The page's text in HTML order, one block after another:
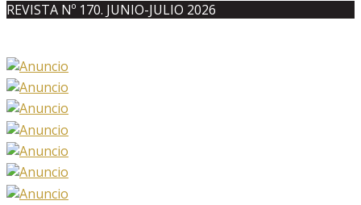
REVISTA Nº 170. JUNIO-JULIO 2026